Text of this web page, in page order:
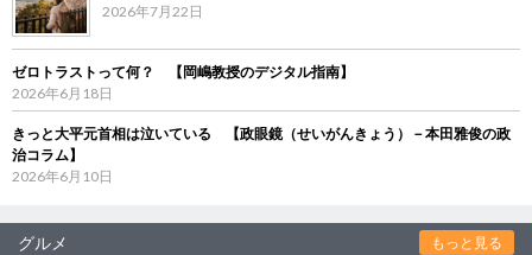
2026年7月22日
ゼロトラストって何？ 【岡嶋教授のデジタル指南】
2026年6月18日
きっと大平元首相は泣いている 【政眼鏡（せいがんきょう）－本田雅俊の政
治コラム】
2026年6月10日
グルメ もっと見る